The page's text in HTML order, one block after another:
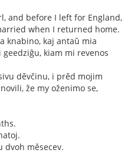
and before I left for England,
when I returned home.
knabino, kaj antaŭ mia
kiam mi revenos
děvčinu, i prěd mojim
že my oženimo se,
dvoh měsecev.